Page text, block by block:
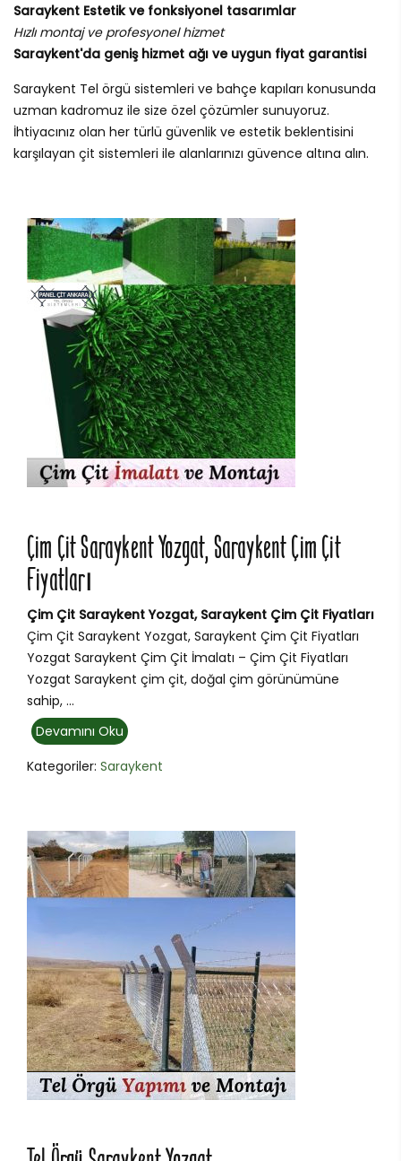
Saraykent Estetik ve fonksiyonel tasarımlar
Hızlı montaj ve profesyonel hizmet
Saraykent'da geniş hizmet ağı ve uygun fiyat garantisi
Saraykent Tel örgü sistemleri ve bahçe kapıları konusunda
uzman kadromuz ile size özel çözümler sunuyoruz.
İhtiyacınız olan her türlü güvenlik ve estetik beklentisini
karşılayan çit sistemleri ile alanlarınızı güvence altına alın.
Çim Çit Saraykent Yozgat, Saraykent Çim Çit
Fiyatları
Çim Çit Saraykent Yozgat, Saraykent Çim Çit Fiyatları
Çim Çit Saraykent Yozgat, Saraykent Çim Çit Fiyatları
Yozgat Saraykent Çim Çit İmalatı – Çim Çit Fiyatları
Yozgat Saraykent çim çit, doğal çim görünümüne
sahip, ...
Devamını Oku
Kategoriler: Saraykent